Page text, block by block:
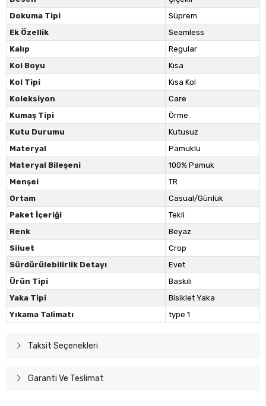
Dokuma Tipi
Süprem
Ek Özellik
Seamless
Kalıp
Regular
Kol Boyu
Kısa
Kol Tipi
Kısa Kol
Koleksiyon
Care
Kumaş Tipi
Örme
Kutu Durumu
Kutusuz
Materyal
Pamuklu
Materyal Bileşeni
100% Pamuk
Menşei
TR
Ortam
Casual/Günlük
Paket İçeriği
Tekli
Renk
Beyaz
Siluet
Crop
Sürdürülebilirlik Detayı
Evet
Ürün Tipi
Baskılı
Yaka Tipi
Bisiklet Yaka
Yıkama Talimatı
type 1
Taksit Seçenekleri
Garanti Ve Teslimat